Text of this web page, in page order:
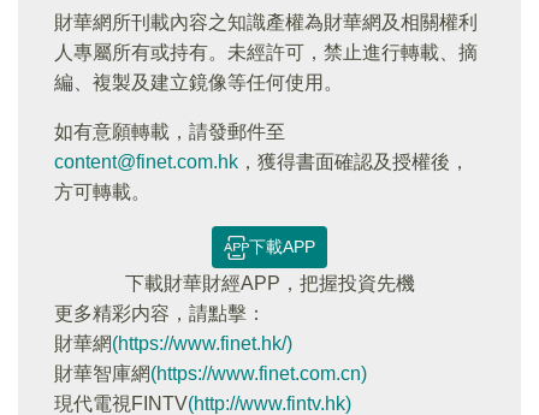
財華網所刊載內容之知識產權為財華網及相關權利
人專屬所有或持有。未經許可，禁止進行轉載、摘
編、複製及建立鏡像等任何使用。
如有意願轉載，請發郵件至
content@finet.com.hk ，獲得書面確認及授權後，
方可轉載。
下載APP
下載財華財經APP，把握投資先機
更多精彩内容，請點擊：
財華網(https://www.finet.hk/)
財華智庫網(https://www.finet.com.cn)
現代電視FINTV(http://www.fintv.hk)